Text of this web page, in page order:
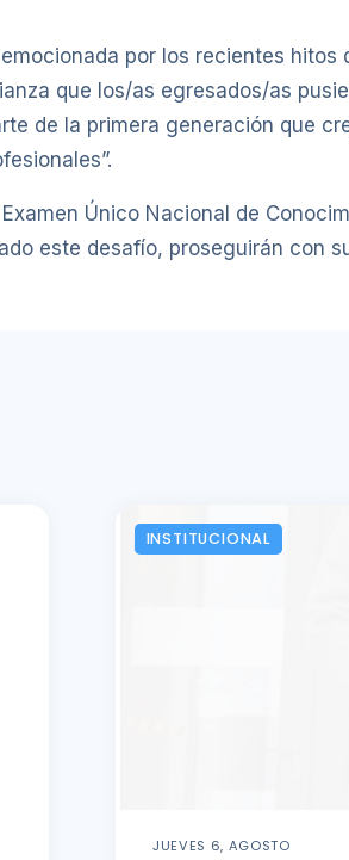
por los recientes hitos
que los/as egresados/as
de la primera generación que
Único Nacional de
este desafío, proseguirán con
INSTITUCIONAL
JUEVES 6, AGOSTO